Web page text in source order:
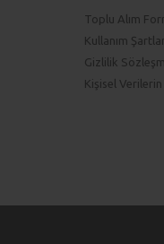
Toplu Alım
Kullanım
Gizlilik
Kişisel Verilerin